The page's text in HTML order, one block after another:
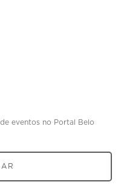
eventos no Portal Belo